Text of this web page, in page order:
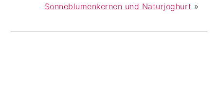
Sonneblumenkernen und Naturjoghurt »